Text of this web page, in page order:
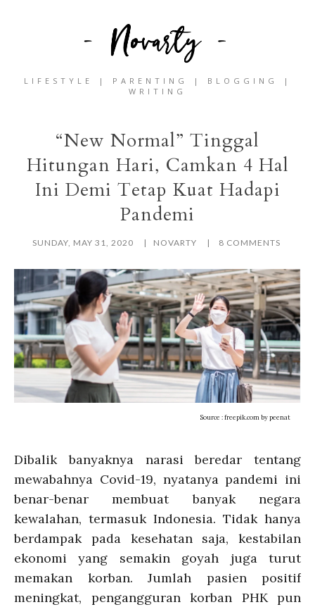
LIFESTYLE | PARENTING | BLOGGING |
WRITING
“New Normal” Tinggal
Hitungan Hari, Camkan 4 Hal
Ini Demi Tetap Kuat Hadapi
Pandemi
SUNDAY, MAY 31, 2020 NOVARTY 8 COMMENTS
Source : freepik.com by peenat
Dibalik banyaknya narasi beredar tentang
mewabahnya Covid-19, nyatanya pandemi ini
benar-benar membuat banyak negara
kewalahan, termasuk Indonesia. Tidak hanya
berdampak pada kesehatan saja, kestabilan
ekonomi yang semakin goyah juga turut
memakan korban. Jumlah pasien positif
meningkat, pengangguran korban PHK pun